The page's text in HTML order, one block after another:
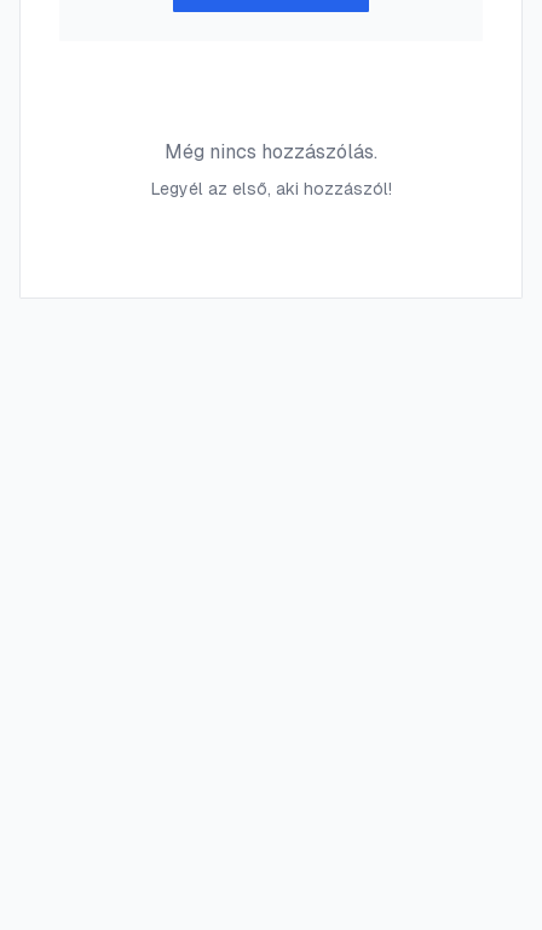
Még nincs hozzászólás.
Legyél az első, aki hozzászól!